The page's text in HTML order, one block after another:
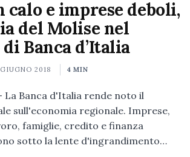
calo e imprese deboli,
del Molise nel
Banca d’Italia
2018 4 MIN
- La Banca d'Italia rende noto il
sull'economia regionale. Imprese,
famiglie, credito e finanza
sotto la lente d'ingrandimento…